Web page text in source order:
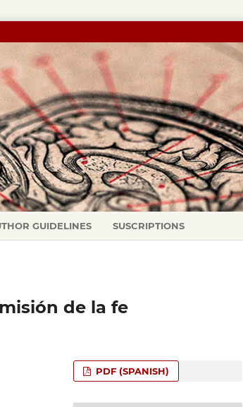
GUIDELINES SUSCRIPTIONS
de la fe
PDF (SPANISH)